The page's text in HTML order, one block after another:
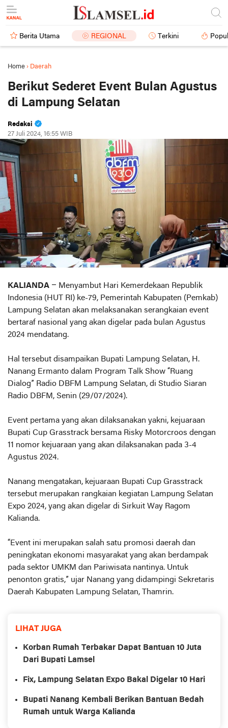
Berita Utama REGIONAL Terkini
Home › Daerah
Berikut Sederet Event Bulan Agustus
di Lampung Selatan
Redaksi
27 Juli 2024, 16:55 WIB
KALIANDA – Menyambut Hari Kemerdekaan Republik
Indonesia (HUT RI) ke-79, Pemerintah Kabupaten (Pemkab)
Lampung Selatan akan melaksanakan serangkaian event
bertaraf nasional yang akan digelar pada bulan Agustus
2024 mendatang.
Hal tersebut disampaikan Bupati Lampung Selatan, H.
Nanang Ermanto dalam Program Talk Show “Ruang
Dialog” Radio DBFM Lampung Selatan, di Studio Siaran
Radio DBFM, Senin (29/07/2024).
Event pertama yang akan dilaksanakan yakni, kejuaraan
Bupati Cup Grasstrack bersama Risky Motorcroos dengan
11 nomor kejuaraan yang akan dilaksanakan pada 3-4
Agustus 2024.
Nanang mengatakan, kejuaraan Bupati Cup Grasstrack
tersebut merupakan rangkaian kegiatan Lampung Selatan
Expo 2024, yang akan digelar di Sirkuit Way Ragom
Kalianda.
“Event ini merupakan salah satu promosi daerah dan
peningkatan ekonomi masyarakat yang akan berdampak
pada sektor UMKM dan Pariwisata nantinya. Untuk
penonton gratis,” ujar Nanang yang didampingi Sekretaris
Daerah Kabupaten Lampung Selatan, Thamrin.
LIHAT JUGA
Korban Rumah Terbakar Dapat Bantuan 10 Juta
Dari Bupati Lamsel
Fix, Lampung Selatan Expo Bakal Digelar 10 Hari
Bupati Nanang Kembali Berikan Bantuan Bedah
Rumah untuk Warga Kalianda